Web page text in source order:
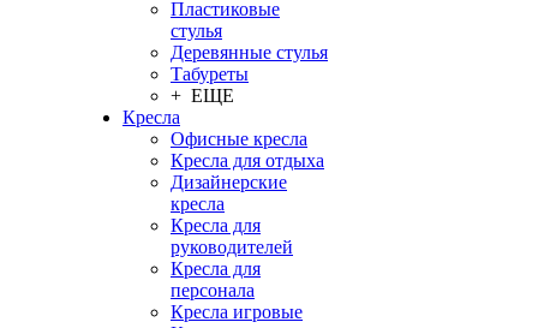
Пластиковые
стулья
Деревянные стулья
Табуреты
+ ЕЩЕ
Кресла
Офисные кресла
Кресла для отдыха
Дизайнерские
кресла
Кресла для
руководителей
Кресла для
персонала
Кресла игровые